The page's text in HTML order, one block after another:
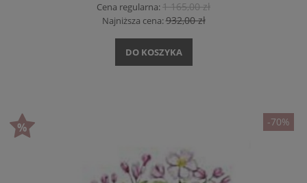
Cena regularna:1 165,00 zł
Najniższa cena:932,00 zł
DO KOSZYKA
-70%